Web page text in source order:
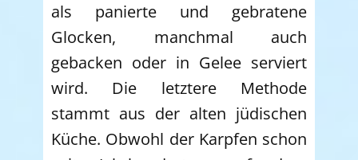
als panierte und gebratene
Glocken, manchmal auch
gebacken oder in Gelee serviert
wird. Die letztere Methode
stammt aus der alten jüdischen
Küche. Obwohl der Karpfen schon